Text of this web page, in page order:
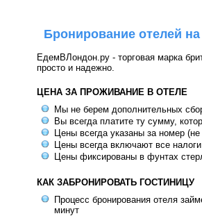
Бронирование отелей
ЕдемВЛондон.ру - торговая марка
просто и надежно.
ЦЕНА ЗА ПРОЖИВАНИЕ В ОТЕЛЕ
Мы не берем дополнительных
Вы всегда платите ту сумму,
Цены всегда указаны за номер
Цены всегда включают все
Цены фиксированы в фунтах
КАК ЗАБРОНИРОВАТЬ ГОСТИНИЦУ
Процесс бронирования отеля
минут